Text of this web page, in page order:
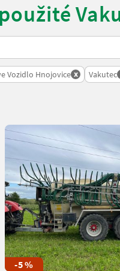
Vozidlo Hnojovice x Vakutec
-5 %